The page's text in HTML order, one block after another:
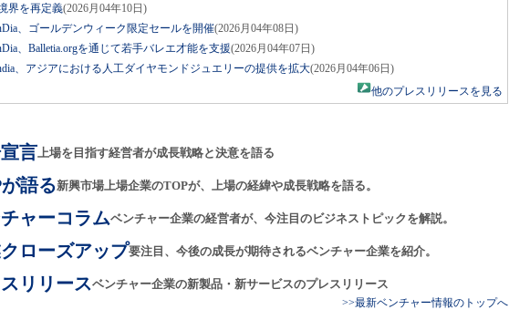
界を再定義(2026月04年10日)
、ゴールデンウィーク限定セールを開催(2026月04年08日)
、Balletia.orgを通じて若手バレエ才能を支援(2026月04年07日)
、アジアにおける人工ダイヤモンドジュエリーの提供を拡大(2026月04年06日)
他のプレスリリースを見る
言上場を目指す経営者が成長戦略と決意を語る
語る新興市場上場企業のTOPが、上場の経緯や成長戦略を語る。
ャーコラムベンチャー企業の経営者が、今注目のビジネストピックを解説。
ローズアップ要注目、今後の成長が期待されるベンチャー企業を紹介。
リリースベンチャー企業の新製品・新サービスのプレスリリース
>>最新ベンチャー情報のトップへ